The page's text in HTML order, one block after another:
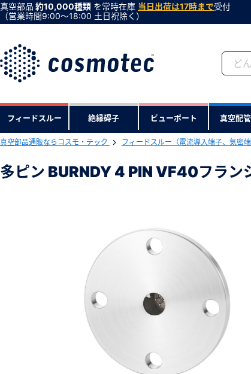
真空部品 約10,000種類 を常時在庫 当日出荷は17時まで受付
（営業時間9:00〜18:00 土日祝除く）
フィードスルー 絶縁碍子 ビューポート 真空配
真空部品通販ならコスモ・テック フィードスルー（電流導入端子、気密端
多ピン BURNDY 4 PIN VF40フラン
下記製品のRoHS2適合報告書
会社・学校・研究機関名
会員登録がお済
会員登録をすれば、便利な機能
新規会員登録（無